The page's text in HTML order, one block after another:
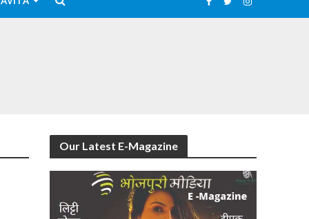
Our Latest E-Magazine